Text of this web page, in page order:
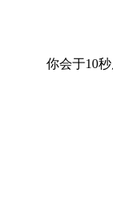
你会于10